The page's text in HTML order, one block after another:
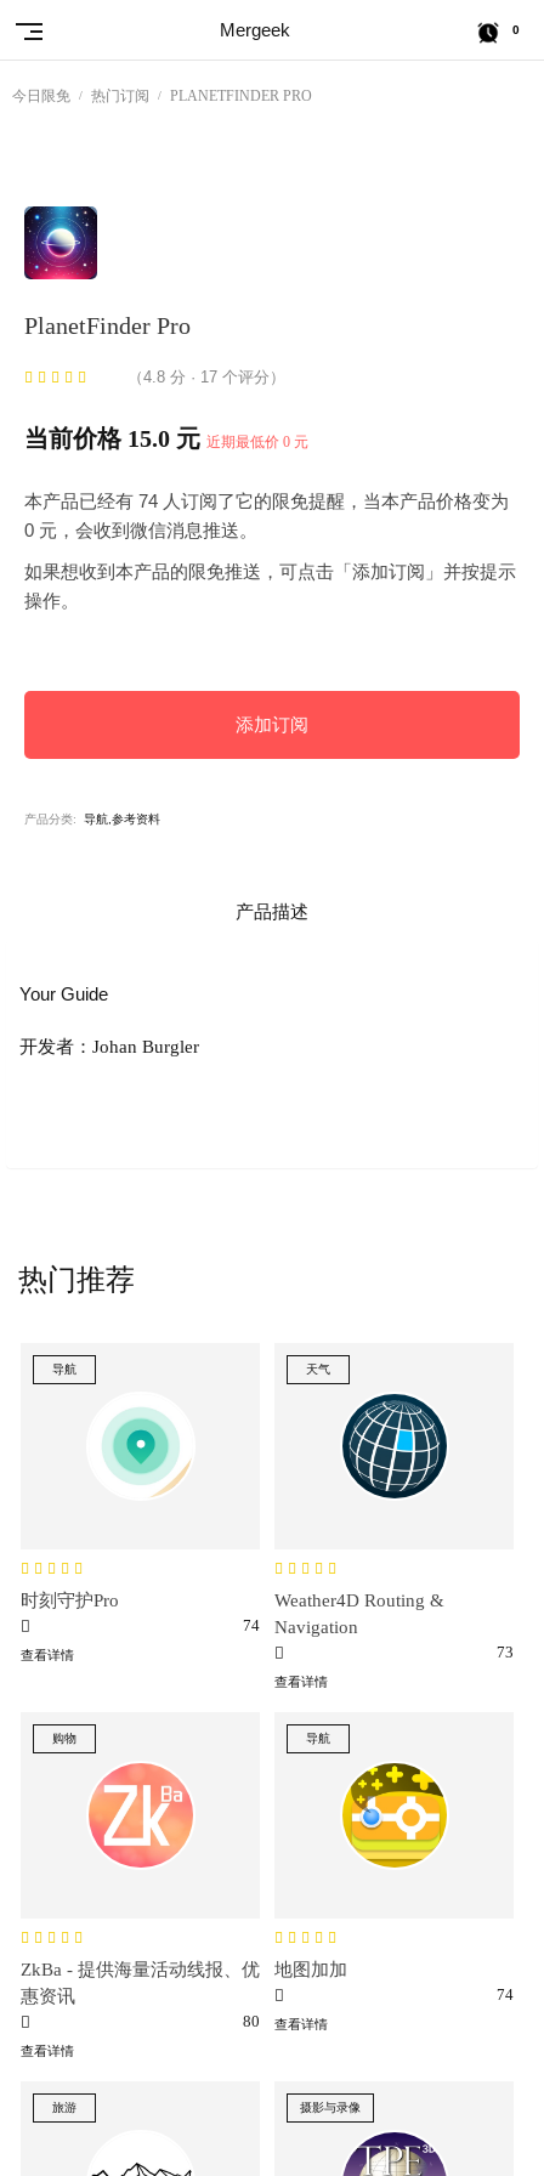
Mergeek 0
今日限免 热门订阅 PLANETFINDER PRO
PlanetFinder Pro
（4.8 分 · 17 个评分）
当前价格 15.0 元 近期最低价 0 元
本产品已经有 74 人订阅了它的限免提醒，当本产品价格变为
0 元，会收到微信消息推送。
如果想收到本产品的限免推送，可点击「添加订阅」并按提示
操作。
添加订阅
产品分类: 导航,参考资料
产品描述
Your Guide
开发者：Johan Burgler
热门推荐
导航
时刻守护Pro
74
查看详情
天气
Weather4D Routing &
Navigation
73
查看详情
购物
ZkBa - 提供海量活动线报、优
惠资讯
80
查看详情
导航
地图加加
74
查看详情
旅游 摄影与录像